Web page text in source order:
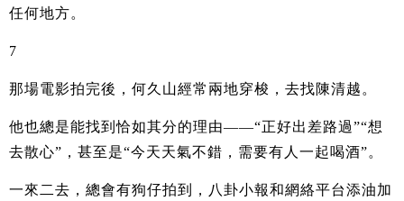
任何地方。
7
那場電影拍完後，何久山經常兩地穿梭，去找陳清越。
他也總是能找到恰如其分的理由——“正好出差路過”“想
去散心”，甚至是“今天天氣不錯，需要有人一起喝酒”。
一來二去，總會有狗仔拍到，八卦小報和網絡平台添油加